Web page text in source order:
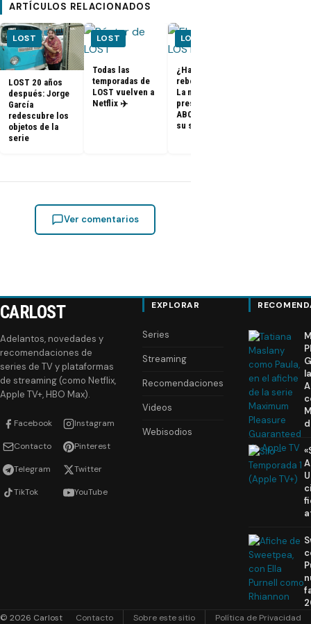
ARTÍCULOS RELACIONADOS
LOST
LOST 20 años
después: Jorge
García
redescubre los
objetos de la
serie
LOST
Todas las
temporadas de
LOST vuelven a
Netflix ✈️
LOST
¿Habrá un
reboot de Lost?
La nueva
presidenta de
ABC dice que es
su sueño
Ver comentarios
CARLOST
Adelantos, novedades y
recomendaciones de
series de TV y plataformas
de streaming (como Netflix,
Apple TV+, HBO Max).
Facebook Instagram
Contacto Pinterest
Telegram Twitter
TikTok YouTube
EXPLORAR
Series
Streaming
Recomendaciones
Videos
Webisodios
© 2026 Carlost Contacto Sobre este sitio Política de Privacidad